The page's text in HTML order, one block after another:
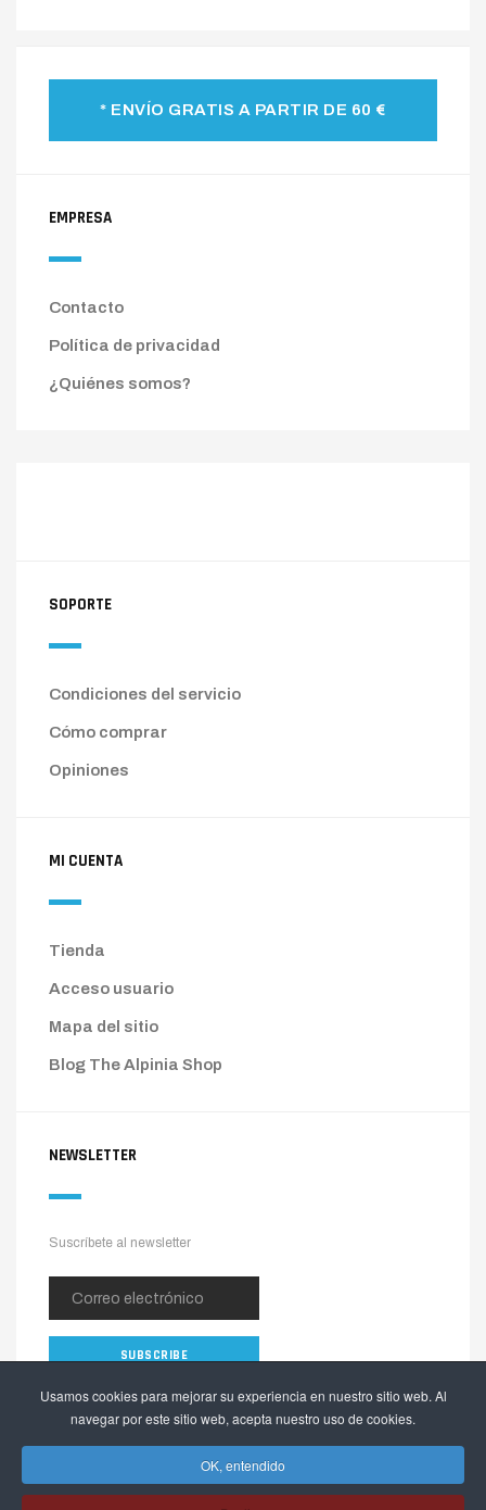
Usamos cookies para mejorar su experiencia en nuestro sitio web. Al
navegar por este sitio web, acepta nuestro uso de cookies.
OK, entendido
* ENVÍO GRATIS A PARTIR DE 60 €
EMPRESA
Contacto
Política de privacidad
¿Quiénes somos?
SOPORTE
Condiciones del servicio
Cómo comprar
Opiniones
MI CUENTA
Tienda
Acceso usuario
Mapa del sitio
Blog The Alpinia Shop
NEWSLETTER
Suscríbete al newsletter